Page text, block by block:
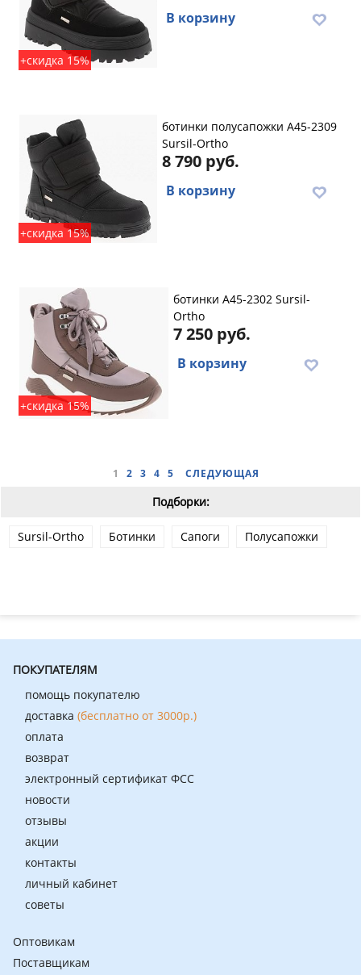
+скидка 15%
В корзину
+скидка 15%
ботинки полусапожки A45-2309
Sursil-Ortho
8 790 руб.
В корзину
+скидка 15%
ботинки A45-2302 Sursil-
Ortho
7 250 руб.
В корзину
1 2 3 4 5 СЛЕДУЮЩАЯ
Подборки:
Sursil-Ortho Ботинки Сапоги Полусапожки
ПОКУПАТЕЛЯМ
помощь покупателю
доставка (бесплатно от 3000р.)
оплата
возврат
электронный сертификат ФСС
новости
отзывы
акции
контакты
личный кабинет
советы
Оптовикам
Поставщикам